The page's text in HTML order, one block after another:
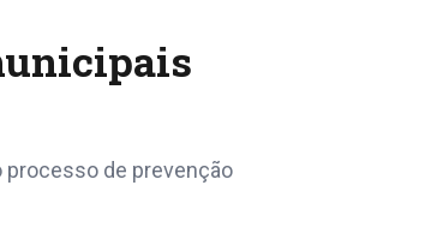
processo de prevenção